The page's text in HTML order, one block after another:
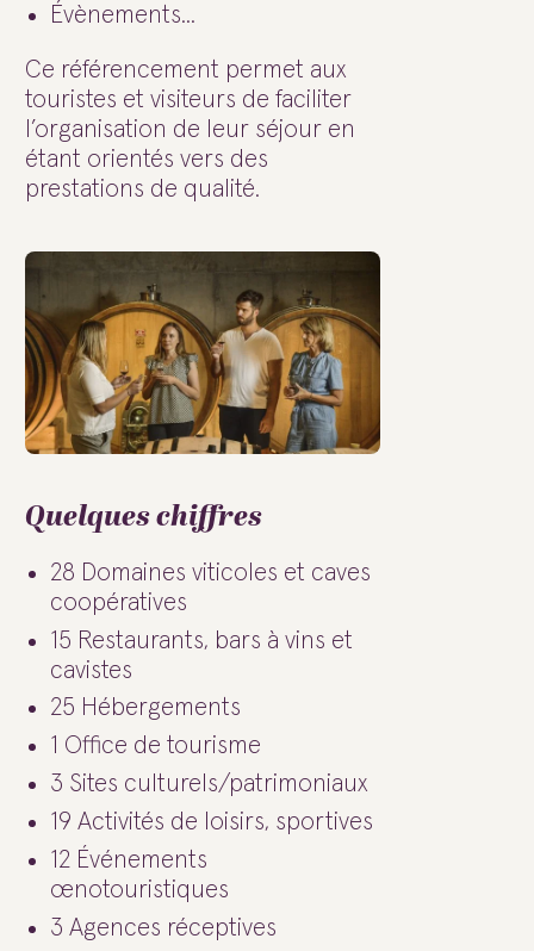
Évènements...
Ce référencement permet aux
touristes et visiteurs de faciliter
l’organisation de leur séjour en
étant orientés vers des
prestations de qualité.
Quelques chiffres
28 Domaines viticoles et caves
coopératives
15 Restaurants, bars à vins et
cavistes
25 Hébergements
1 Office de tourisme
3 Sites culturels/patrimoniaux
19 Activités de loisirs, sportives
12 Événements
œnotouristiques
3 Agences réceptives